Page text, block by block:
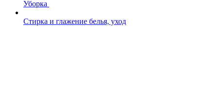
Уборка
Стирка и глажение белья, уход